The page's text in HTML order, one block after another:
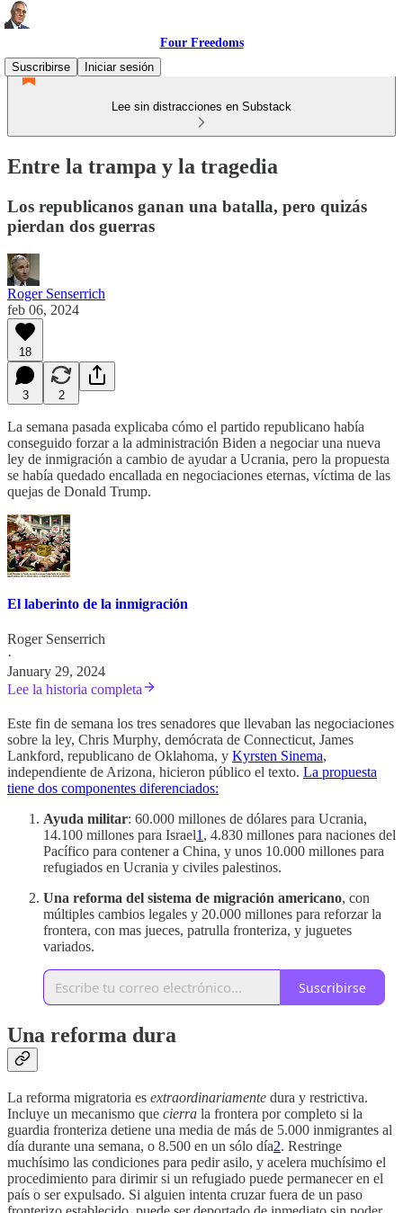
Four Freedoms
Suscribirse
Iniciar sesión
Lee sin distracciones en Substack
Entre la trampa y la tragedia
Los republicanos ganan una batalla, pero quizás
pierdan dos guerras
Roger Senserrich
feb 06, 2024
18
3 2
La semana pasada explicaba cómo el partido republicano había
conseguido forzar a la administración Biden a negociar una nueva
ley de inmigración a cambio de ayudar a Ucrania, pero la propuesta
se había quedado encallada en negociaciones eternas, víctima de las
quejas de Donald Trump.
El laberinto de la inmigración
Roger Senserrich
·
January 29, 2024
Lee la historia completa
Este fin de semana los tres senadores que llevaban las negociaciones
sobre la ley, Chris Murphy, demócrata de Connecticut, James
Lankford, republicano de Oklahoma, y Kyrsten Sinema,
independiente de Arizona, hicieron público el texto. La propuesta
tiene dos componentes diferenciados:
Ayuda militar: 60.000 millones de dólares para Ucrania,
14.100 millones para Israel1 , 4.830 millones para naciones del
Pacífico para contener a China, y unos 10.000 millones para
refugiados en Ucrania y civiles palestinos.
Una reforma del sistema de migración americano, con
múltiples cambios legales y 20.000 millones para reforzar la
frontera, con mas jueces, patrulla fronteriza, y juguetes
variados.
Suscribirse
Una reforma dura
La reforma migratoria es extraordinariamente dura y restrictiva.
Incluye un mecanismo que cierra la frontera por completo si la
guardia fronteriza detiene una media de más de 5.000 inmigrantes al
día durante una semana, o 8.500 en un sólo día2. Restringe
muchísimo las condiciones para pedir asilo, y acelera muchísimo el
procedimiento para dirimir si un refugiado puede permanecer en el
país o ser expulsado. Si alguien intenta cruzar fuera de un paso